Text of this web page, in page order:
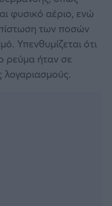
φυσικό αέριο, ενώ
πίστωση των ποσών
Υπενθυμίζεται ότι
ρεύμα ήταν σε